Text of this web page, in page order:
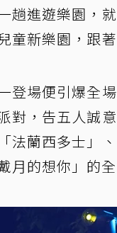
趟進遊樂園，
童新樂園，跟
登場便引爆全
對，告五人誠
法蘭西多士」
戴月的想你」的